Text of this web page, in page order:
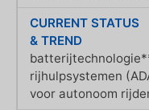
rijhulpsystemen
voor autonoom